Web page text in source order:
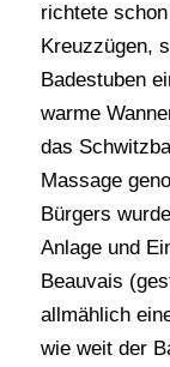
richtete
Kreuzzügen,
Badestuben
warme
das
Massage
Bürgers
Anlage und
Beauvais
allmählich
wie weit der